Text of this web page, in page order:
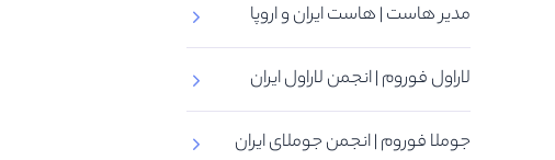
مدیر هاست | هاست ایران و اروپا
لاراول فوروم | انجمن لاراول ایران
جوملا فوروم | انجمن جوملای ایران